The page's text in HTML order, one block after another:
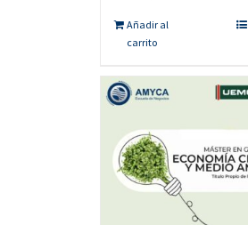
Añadir al
carrito